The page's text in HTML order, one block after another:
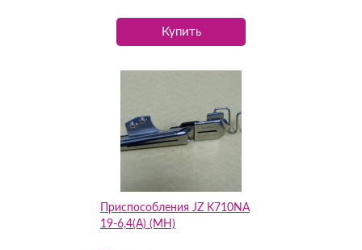
Купить
Приспособления JZ K710NA
19-6,4(А) (MH)